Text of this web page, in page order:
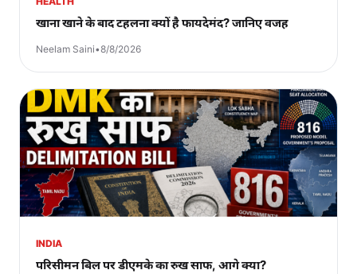
खाना खाने के बाद टहलना क्यों है फायदेमंद? जानिए वजह
Neelam Saini•8/8/2026
INDIA
परिसीमन बिल पर डीएमके का रुख साफ, आगे क्या?